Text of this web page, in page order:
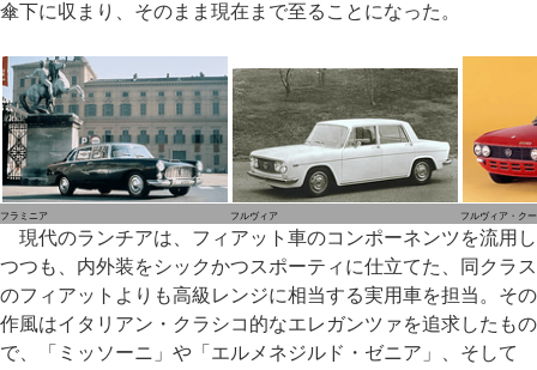
傘下に収まり、そのまま現在まで至ることになった。
フラミニア フルヴィア フルヴィア・ク
現代のランチアは、フィアット車のコンポーネンツを流用し
つつも、内外装をシックかつスポーティに仕立てた、同クラス
のフィアットよりも高級レンジに相当する実用車を担当。その
作風はイタリアン・クラシコ的なエレガンツァを追求したもの
で、「ミッソーニ」や「エルメネジルド・ゼニア」、そして